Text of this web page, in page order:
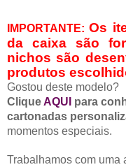
IMPORTANTE:Os
da caixa são
nichos são
produtos
Gostou deste modelo?
CliqueAQUI para
cartonadas
momentos especiais.
Trabalhamos com uma